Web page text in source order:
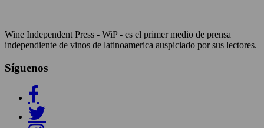
Wine Independent Press - WiP - es el primer medio de prensa
independiente de vinos de latinoamerica auspiciado por sus lectores.
Síguenos